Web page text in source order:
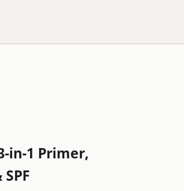
in-1 Primer,